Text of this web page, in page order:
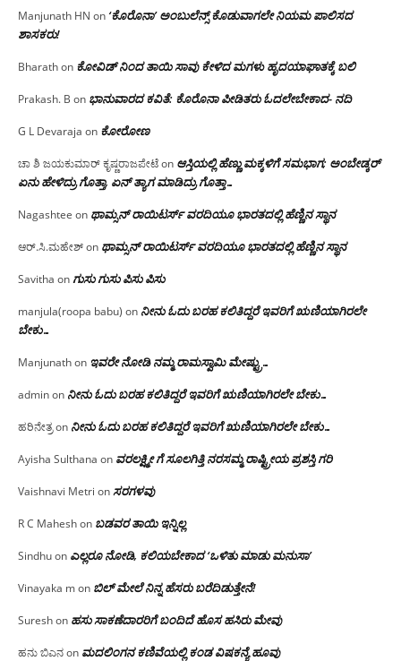
Manjunath HN on ‘ಕೊರೊನಾ’ ಅಂಬುಲೆನ್ಸ್ ಕೊಡುವಾಗಲೇ ನಿಯಮ ಪಾಲಿಸದ
ಶಾಸಕರು!
Bharathon ಕೋವಿಡ್ ನಿಂದ ತಾಯಿ ಸಾವು ಕೇಳಿದ ಮಗಳು ಹೃದಯಾಘಾತಕ್ಕೆ ಬಲಿ
Prakash. B on ಭಾನುವಾರದ ಕವಿತೆ: ಕೊರೊನಾ ಪೀಡಿತರು ಓದಲೇಬೇಕಾದ- ನದಿ
G L Devaraja on ಕೋರೋಣ
ಚಾ ಶಿ ಜಯಕುಮಾರ್ ಕೃಷ್ಣರಾಜಪೇಟೆon ಆಸ್ತಿಯಲ್ಲಿ ಹೆಣ್ಣು ಮಕ್ಕಳಿಗೆ ಸಮಭಾಗ; ಅಂಬೇಡ್ಕರ್
ಏನು ಹೇಳಿದ್ರು ಗೊತ್ತಾ, ಏನ್ ತ್ಯಾಗ ಮಾಡಿದ್ರು ಗೊತ್ತಾ…
Nagashtee on ಥಾಮ್ಸನ್ ರಾಯಿಟರ್ಸ್ ವರದಿಯೂ ಭಾರತದಲ್ಲಿ ಹೆಣ್ಣಿನ ಸ್ಥಾನ‌
ಆರ್.ಸಿ.ಮಹೇಶ್on ಥಾಮ್ಸನ್ ರಾಯಿಟರ್ಸ್ ವರದಿಯೂ ಭಾರತದಲ್ಲಿ ಹೆಣ್ಣಿನ ಸ್ಥಾನ‌
Savitha on ಗುಸು ಗುಸು ಪಿಸು ಪಿಸು
manjula(roopa babu) on ನೀನು ಓದು ಬರಹ ಕಲಿತಿದ್ದರೆ ಇವರಿಗೆ ಋಣಿಯಾಗಿರಲೇ
ಬೇಕು…
Manjunathon ಇವರೇ‌ ನೋಡಿ‌ ನಮ್ಮ‌ ರಾಮಸ್ವಾಮಿ ಮೇಷ್ಟ್ರು…
adminon ನೀನು ಓದು ಬರಹ ಕಲಿತಿದ್ದರೆ ಇವರಿಗೆ ಋಣಿಯಾಗಿರಲೇ ಬೇಕು…
ಹರಿನೇತ್ರon ನೀನು ಓದು ಬರಹ ಕಲಿತಿದ್ದರೆ ಇವರಿಗೆ ಋಣಿಯಾಗಿರಲೇ ಬೇಕು…
Ayisha Sulthana on ವರಲಕ್ಷ್ಮೀ ಗೆ ಸೂಲಗಿತ್ತಿ ನರಸಮ್ಮ‌ ರಾಷ್ಟ್ರೀಯ ಪ್ರಶಸ್ತಿ ಗರಿ
Vaishnavi Metri on ಸರಗಳವು
R C Maheshon ಬಡವರ ತಾಯಿ ಇನ್ನಿಲ್ಲ
Sindhuon ಎಲ್ಲರೂ ನೋಡಿ, ಕಲಿಯಬೇಕಾದ ‘ಒಳಿತು ಮಾಡು ಮನುಸಾ’
Vinayaka mon ಬಿಲ್ ಮೇಲೆ ನಿನ್ನ ಹೆಸರು ಬರೆದಿಡುತ್ತೇನೆ!
Sureshon ಹಸು ಸಾಕಣೆದಾರರಿಗೆ ಬಂದಿದೆ ಹೊಸ ಹಸಿರು ಮೇವು
ಹನು ಬಿಎನon ಮದಲಿಂಗನ ಕಣಿವೆಯಲ್ಲಿ ಕಂಡ ವಿಷಕನ್ಯೆ ಹೂವು